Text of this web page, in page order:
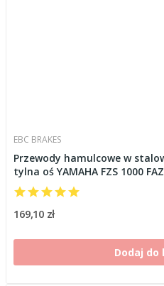
EBC BRAKES
Przewody hamulcowe w
tylna oś YAMAHA FZS 1000
169,10 zł
Dodaj do